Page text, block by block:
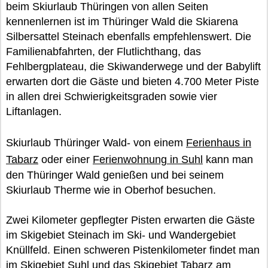
beim Skiurlaub Thüringen von allen Seiten
kennenlernen ist im Thüringer Wald die Skiarena
Silbersattel Steinach ebenfalls empfehlenswert. Die
Familienabfahrten, der Flutlichthang, das
Fehlbergplateau, die Skiwanderwege und der Babylift
erwarten dort die Gäste und bieten 4.700 Meter Piste
in allen drei Schwierigkeitsgraden sowie vier
Liftanlagen.
Skiurlaub Thüringer Wald- von einem Ferienhaus in
Tabarz oder einer Ferienwohnung in Suhl kann man
den Thüringer Wald genießen und bei seinem
Skiurlaub Therme wie in Oberhof besuchen.
Zwei Kilometer gepflegter Pisten erwarten die Gäste
im Skigebiet Steinach im Ski- und Wandergebiet
Knüllfeld. Einen schweren Pistenkilometer findet man
im Skigebiet Suhl und das Skigebiet Tabarz am